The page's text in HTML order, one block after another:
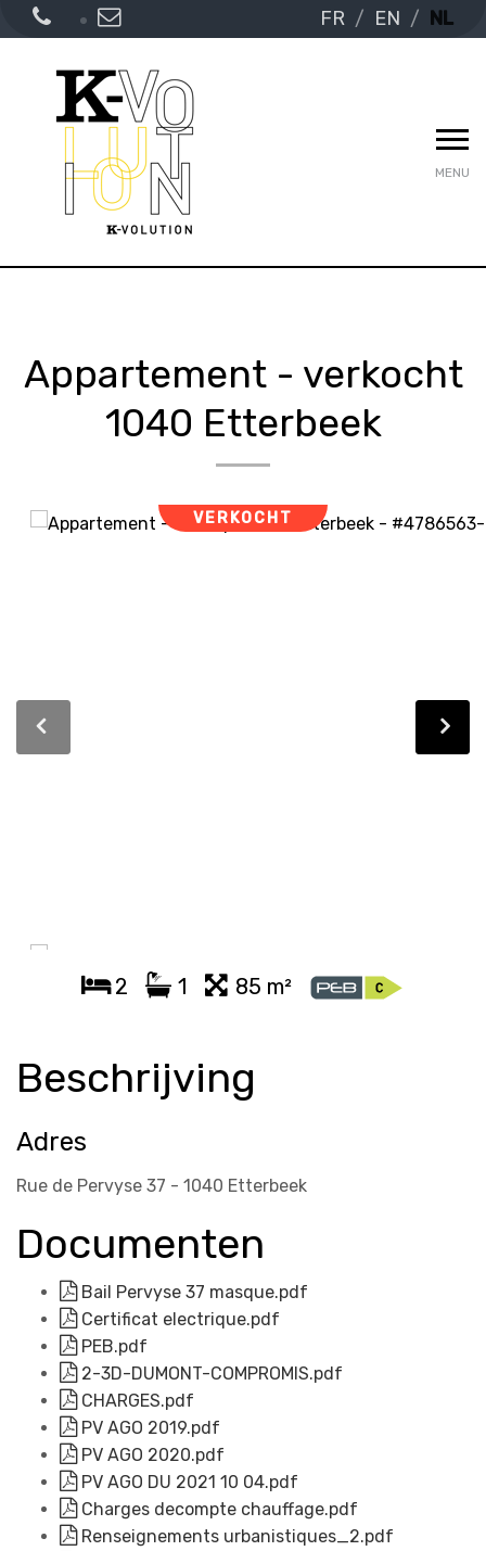
FR EN NL
MENU
Appartement - verkocht
1040 Etterbeek
VERKOCHT
2 1 85 m²
Beschrijving
Adres
Rue de Pervyse 37 - 1040 Etterbeek
Documenten
Bail Pervyse 37 masque.pdf
Certificat electrique.pdf
PEB.pdf
2-3D-DUMONT-COMPROMIS.pdf
CHARGES.pdf
PV AGO 2019.pdf
PV AGO 2020.pdf
PV AGO DU 2021 10 04.pdf
Charges decompte chauffage.pdf
Renseignements urbanistiques_2.pdf